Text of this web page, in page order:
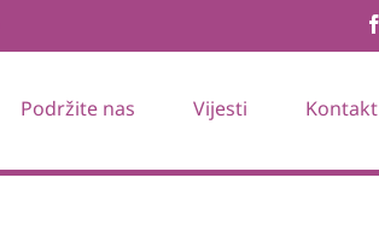
Podržite nas Vijesti Kontakt